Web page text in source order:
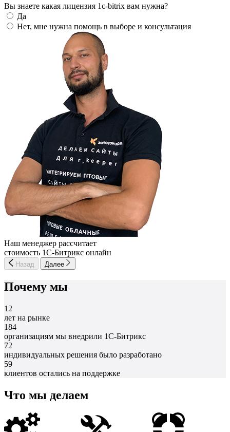
Вы знаете какая лицензия 1c-bitrix вам нужна?
Да
Нет, мне нужна помощь в выборе и консультация
Наш менеджер рассчитает
стоимость 1С-Битрикс онлайн
Назад Далее
Почему мы
12
лет на рынке
184
организациям мы внедрили 1С-Битрикс
72
индивидуальных решения было разработано
59
клиентов остались на поддержке
Что мы делаем